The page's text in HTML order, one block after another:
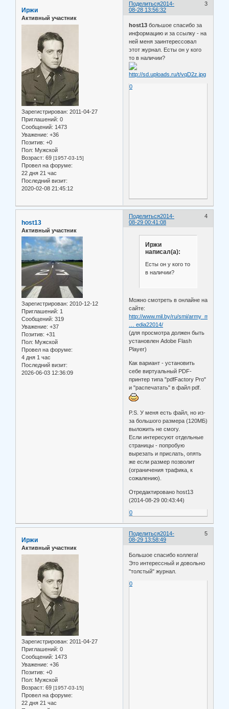
Поделиться 3
2014-
08-28 13:56:32
Иржи
Активный участник
Зарегистрирован: 2011-04-27
Приглашений: 0
Сообщений: 1473
Уважение: +36
Позитив: +0
Пол: Мужской
Возраст: 69 [1957-03-15]
Провел на форуме:
22 дня 21 час
Последний визит:
2020-02-08 21:45:12
host13 большое спасибо за
информацию и за ссылку - на
ней меня заинтерессовал
этот журнал. Есты он у кого
то в наличии?
0
Поделиться 4
2014-
08-29 00:41:08
host13
Активный участник
Зарегистрирован: 2010-12-12
Приглашений: 1
Сообщений: 319
Уважение: +37
Позитив: +31
Пол: Мужской
Провел на форуме:
4 дня 1 час
Последний визит:
2026-06-03 12:36:09
Иржи
написал(а):
Есты он у кого то
в наличии?
Можно смотреть в онлайне на
сайте:
http://www.mil.by/ru/smi/
… edia22014/
(для просмотра должен быть
установлен Adobe Flash
Player)
Как вариант - установить
себе виртуальный PDF-
принтер типа "pdfFactory Pro"
и "распечатать" в файл pdf.
P.S. У меня есть файл, но из-
за большого размера (120МБ)
выложить не смогу.
Если интересуют отдельные
страницы - попробую
вырезать и прислать, опять
же если размер позволит
(ограничения трафика, к
сожалению).
Отредактировано host13
(2014-08-29 00:43:44)
0
Поделиться 5
2014-
08-29 13:58:49
Иржи
Активный участник
Зарегистрирован: 2011-04-27
Приглашений: 0
Сообщений: 1473
Уважение: +36
Позитив: +0
Пол: Мужской
Возраст: 69 [1957-03-15]
Провел на форуме:
22 дня 21 час
Большое спасибо коллега!
Это интерессный и довольно
"толстый" журнал.
0